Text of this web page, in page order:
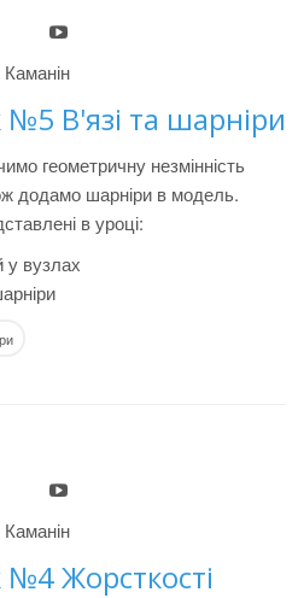
В'язі та шарніри
геометричну незмінність
додамо шарніри в модель.
в уроці:
у вузлах
Жорсткості